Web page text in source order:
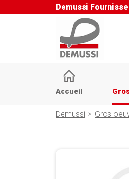
Demussi
Aller
contenu
Accueil
Demussi Gros